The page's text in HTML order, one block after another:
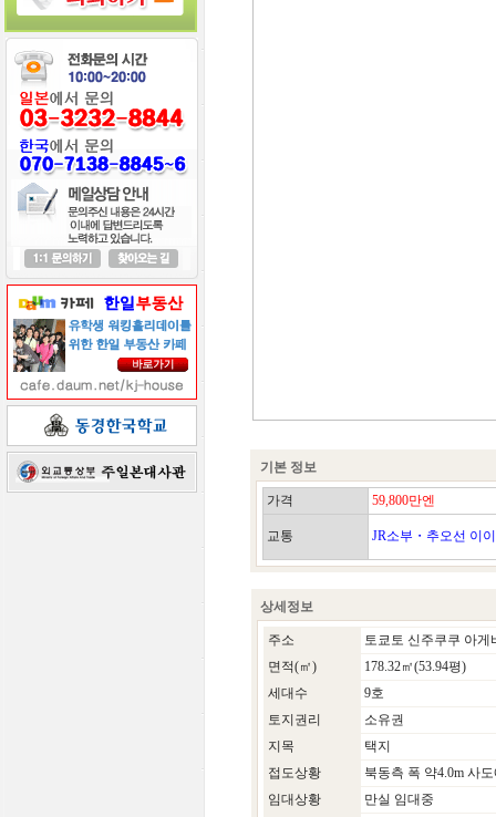
기본 정보
가격 59,800만엔
교통 JR소부・추오선 이
상세정보
주소
토쿄토 신주쿠쿠 아게
면적(㎡)
178.32㎡(53.94평)
세대수
9호
토지권리
소유권
지목
택지
접도상황
북동측 폭 약4.0m 사
임대상황
만실 임대중